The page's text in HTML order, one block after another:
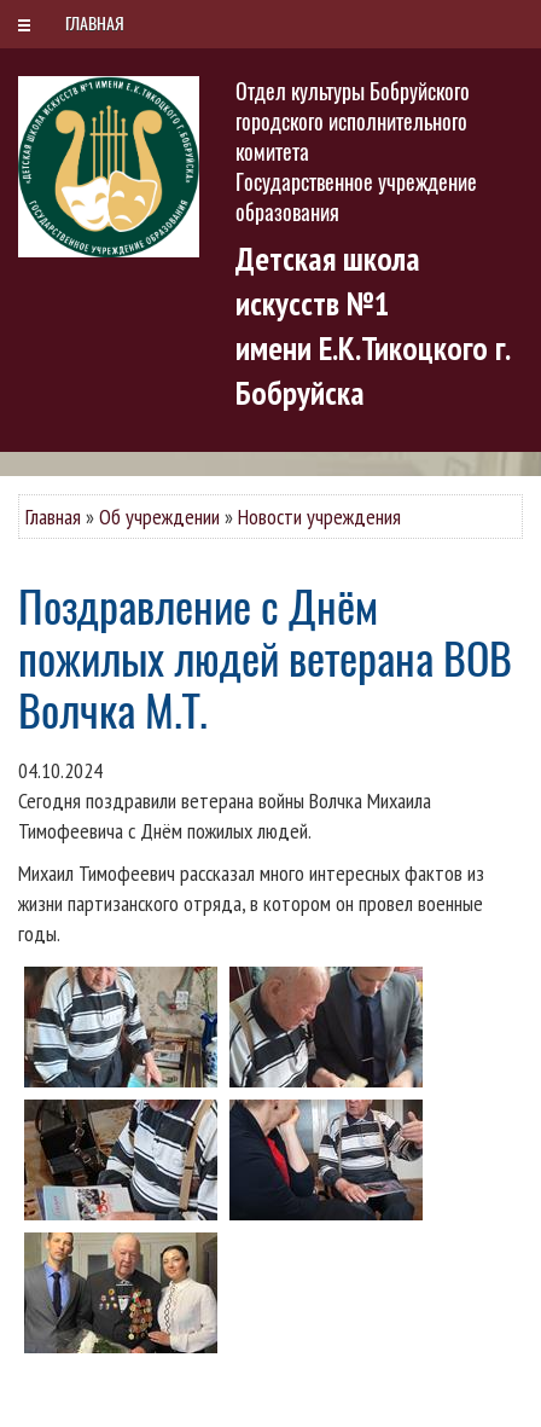
Четверг, 6 августа 2026
Отдел культуры Бобруйского
городского исполнительного
комитета
Государственное учреждение
образования
Детская школа
искусств №1
имени Е.К.Тикоцкого г.
Бобруйска
ГЛАВНАЯ
Главная »Об учреждении »Новости учреждения
Поздравление с Днём
пожилых людей ветерана ВОВ
Волчка М.Т.
04.10.2024
Сегодня поздравили ветерана войны Волчка Михаила
Тимофеевича с Днём пожилых людей.
Михаил Тимофеевич рассказал много интересных фактов из
жизни партизанского отряда, в котором он провел военные
годы.